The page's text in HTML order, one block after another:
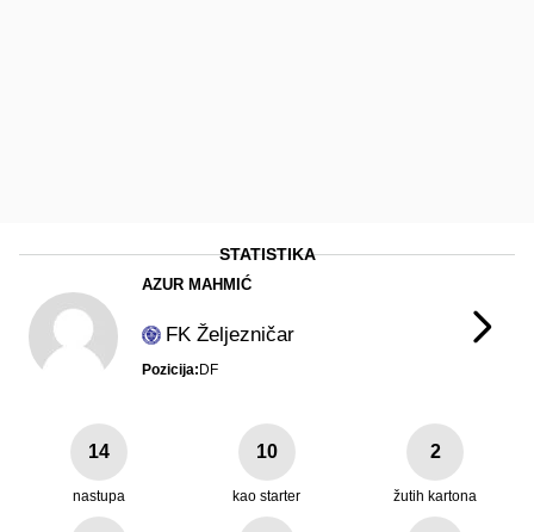
AZUR MAHMIĆ
FK Željezničar
Pozicija: DF
STATISTIKA
14
nastupa
10
kao starter
2
žutih kartona